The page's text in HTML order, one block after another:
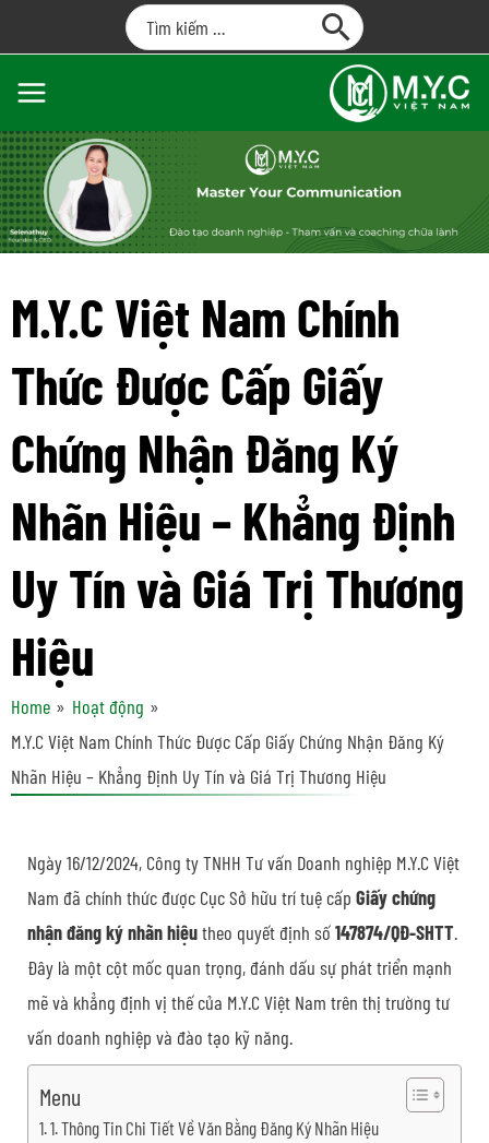
M.Y.C Việt Nam Chính
Thức Được Cấp Giấy
Chứng Nhận Đăng Ký
Nhãn Hiệu – Khẳng Định
Uy Tín và Giá Trị Thương
Hiệu
Home
Hoạt động
M.Y.C Việt Nam Chính Thức Được Cấp Giấy Chứng Nhận Đăng Ký
Nhãn Hiệu – Khẳng Định Uy Tín và Giá Trị Thương Hiệu
Ngày 16/12/2024, Công ty TNHH Tư vấn Doanh nghiệp M.Y.C Việt
Nam đã chính thức được Cục Sở hữu trí tuệ cấp Giấy chứng
nhận đăng ký nhãn hiệutheo quyết định số147874/QĐ-SHTT.
Đây là một cột mốc quan trọng, đánh dấu sự phát triển mạnh
mẽ và khẳng định vị thế của M.Y.C Việt Nam trên thị trường tư
vấn doanh nghiệp và đào tạo kỹ năng.
Menu
1. Thông Tin Chi Tiết Về Văn Bằng Đăng Ký Nhãn Hiệu